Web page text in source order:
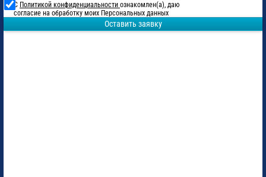
С Политикой конфиденциальности ознакомлен(а), даю
согласие на обработку моих Персональных данных
Оставить заявку